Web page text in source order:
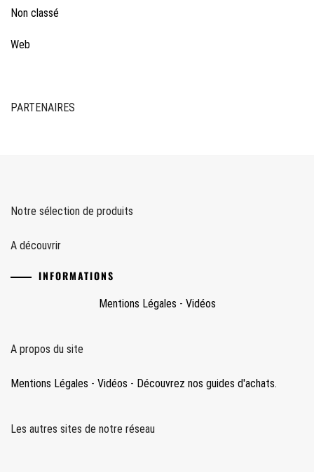
Non classé
Web
PARTENAIRES
Notre sélection de produits
A découvrir
INFORMATIONS
Mentions Légales - Vidéos
A propos du site
Mentions Légales - Vidéos - Découvrez nos guides d'achats.
Les autres sites de notre réseau